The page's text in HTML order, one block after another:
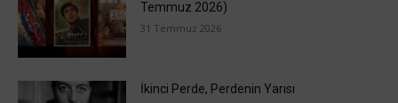
Temmuz 2026)
31 Temmuz 2026
İkinci Perde, Perdenin Yarısı